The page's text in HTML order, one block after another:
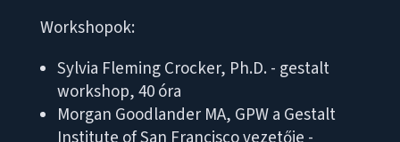
Workshopok:
Sylvia Fleming Crocker, Ph.D. - gestalt
workshop, 40 óra
Morgan Goodlander MA, GPW a Gestalt